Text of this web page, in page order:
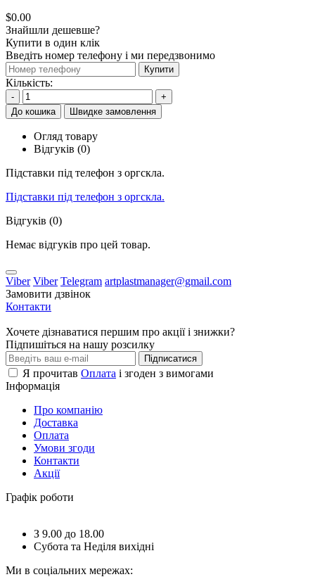
$0.00
Знайшли дешевше?
Купити в один клік
Введіть номер телефону і ми передзвонимо
Купити
Кількість:
-
+
До кошика
Швидке замовлення
Огляд товару
Відгуків (0)
Підставки під телефон з оргскла.
Підставки під телефон з оргскла.
Відгуків (0)
Немає відгуків про цей товар.
Viber Viber Telegram artplastmanager@gmail.com
Замовити дзвінок
Контакти
Хочете дізнаватися першим про акції і знижки?
Підпишіться на нашу розсилку
Підписатися
Я прочитав Оплата і згоден з вимогами
Інформація
Про компанію
Доставка
Оплата
Умови згоди
Контакти
Акції
Графік роботи
З 9.00 до 18.00
Субота та Неділя вихідні
Ми в соціальних мережах: